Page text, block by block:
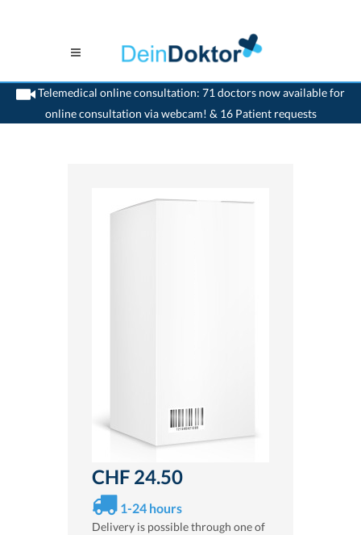
Telemedical online consultation: 71 doctors now available for
online consultation via webcam! & 16 Patient requests
>Home>medikamente-online>Normacol® (620 mg) Norgine AG
CHF 24.50
1-24 hours
Delivery is possible through one of